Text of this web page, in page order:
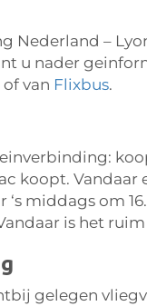
Nederland –
u nader
of van Flixbus.
koopt. Vandaar
‘s middags om
is het
gelegen